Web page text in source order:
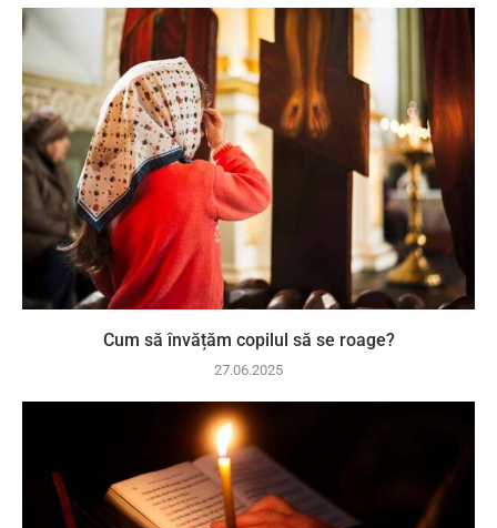
Cum să învățăm copilul să se roage?
27.06.2025